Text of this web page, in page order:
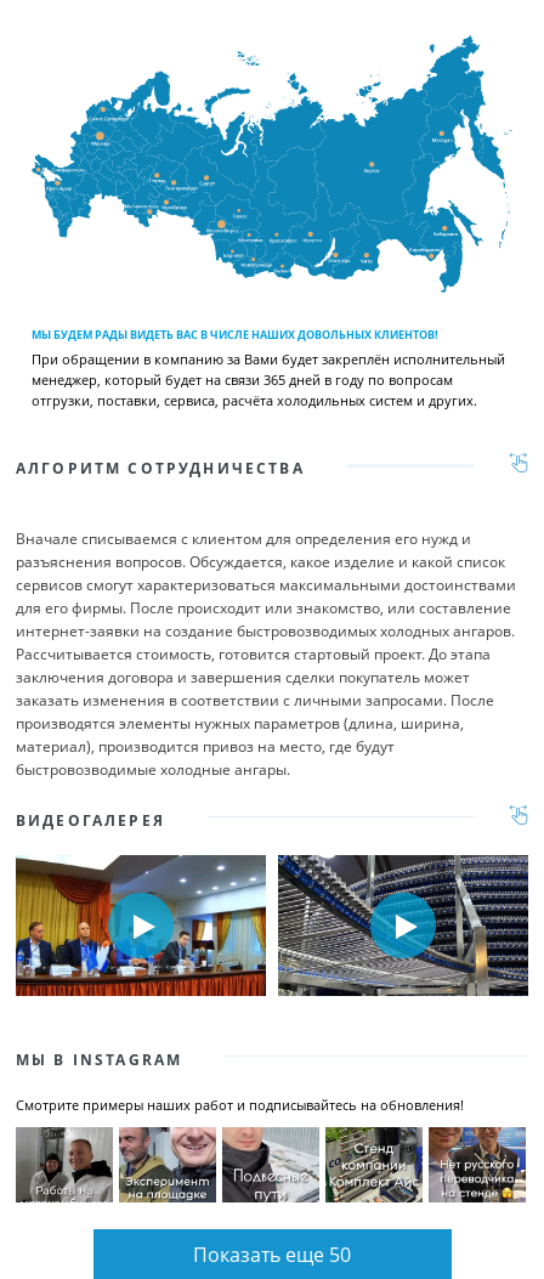
МЫ БУДЕМ РАДЫ ВИДЕТЬ ВАС В ЧИСЛЕ НАШИХ ДОВОЛЬНЫХ КЛИЕНТОВ!
При обращении в компанию за Вами будет закреплён исполнительный
менеджер, который будет на связи 365 дней в году по вопросам
отгрузки, поставки, сервиса, расчёта холодильных систем и других.
АЛГОРИТМ СОТРУДНИЧЕСТВА
Вначале списываемся с клиентом для определения его нужд и
разъяснения вопросов. Обсуждается, какое изделие и какой список
сервисов смогут характеризоваться максимальными достоинствами
для его фирмы. После происходит или знакомство, или составление
интернет-заявки на создание быстровозводимых холодных ангаров.
Рассчитывается стоимость, готовится стартовый проект. До этапа
заключения договора и завершения сделки покупатель может
заказать изменения в соответствии с личными запросами. После
производятся элементы нужных параметров (длина, ширина,
материал), производится привоз на место, где будут
быстровозводимые холодные ангары.
ВИДЕОГАЛЕРЕЯ
МЫ В INSTAGRAM
Смотрите примеры наших работ и подписывайтесь на обновления!
Показать еще 50